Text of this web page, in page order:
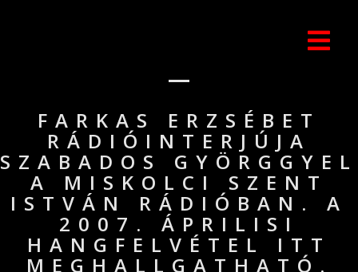
FARKAS ERZSÉBET
RÁDIÓINTERJÚJA
SZABADOS GYÖRGGYEL
A MISKOLCI SZENT
ISTVÁN RÁDIÓBAN. A
2007. ÁPRILISI
HANGFELVÉTEL ITT
MEGHALLGATHATÓ.